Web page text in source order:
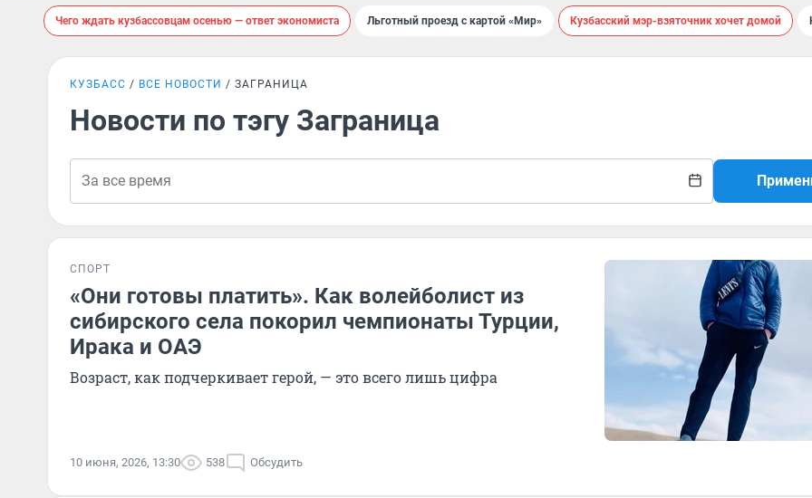
Чего ждать кузбассовцам осенью — ответ экономиста Льготный проезд с картой «Мир» Кузбасский мэр-взяточник хочет домой
КУЗБАСС ВСЕ НОВОСТИ ЗАГРАНИЦА
Новости по тэгу Заграница
СПОРТ
«Они готовы платить». Как волейболист из
сибирского села покорил чемпионаты Турции,
Ирака и ОАЭ
Возраст, как подчеркивает герой, — это всего лишь цифра
10 июня, 2026, 13:30 538 Обсудить